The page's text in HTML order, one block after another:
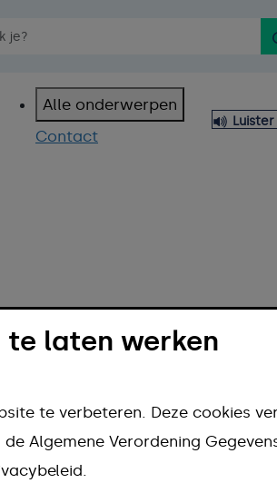
Alle onderwerpen
Contact
Luister
laten werken
te verbeteren. Deze cookies
Algemene Verordening